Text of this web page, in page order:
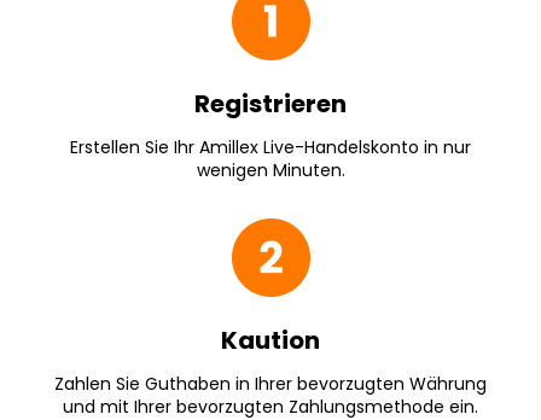
Registrieren
Erstellen Sie Ihr Amillex Live-Handelskonto in nur
wenigen Minuten.
Kaution
Zahlen Sie Guthaben in Ihrer bevorzugten Währung
und mit Ihrer bevorzugten Zahlungsmethode ein.